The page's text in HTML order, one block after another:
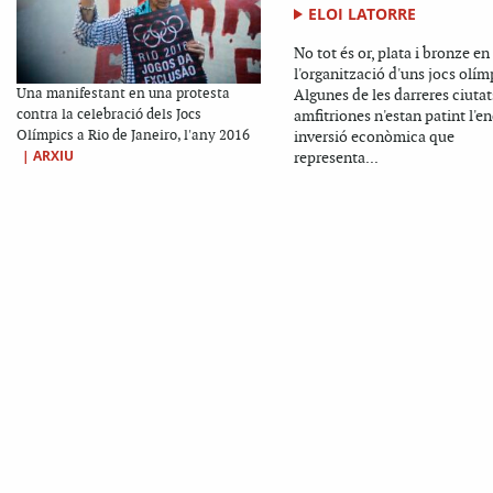
Una manifestant en una protesta
contra la celebració dels Jocs
Olímpics a Rio de Janeiro, l'any 2016
| ARXIU
ELOI LATORRE
No tot és or, plata i bronze en
l'organització d'uns jocs
Algunes de les darreres
amfitriones n'estan patint
inversió econòmica que
representa...